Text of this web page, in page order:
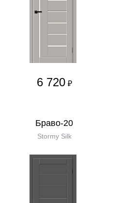
6 720 ₽
Браво-20
Stormy Silk